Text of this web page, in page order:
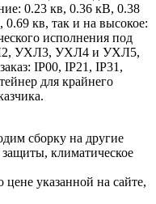
0.23 кв, 0.36 кВ, 0.38
кв, так и на высокое:
исполнения под
УХЛ3, УХЛ4 и УХЛ5,
IP00, IP21, IP31,
для крайнего
сборку на другие
климатическое
указанной на сайте,